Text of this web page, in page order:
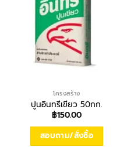
โครงสร้าง
ปูนอินทรีเขียว 50กก.
฿150.00
สอบถาม/สั่งซื้อ